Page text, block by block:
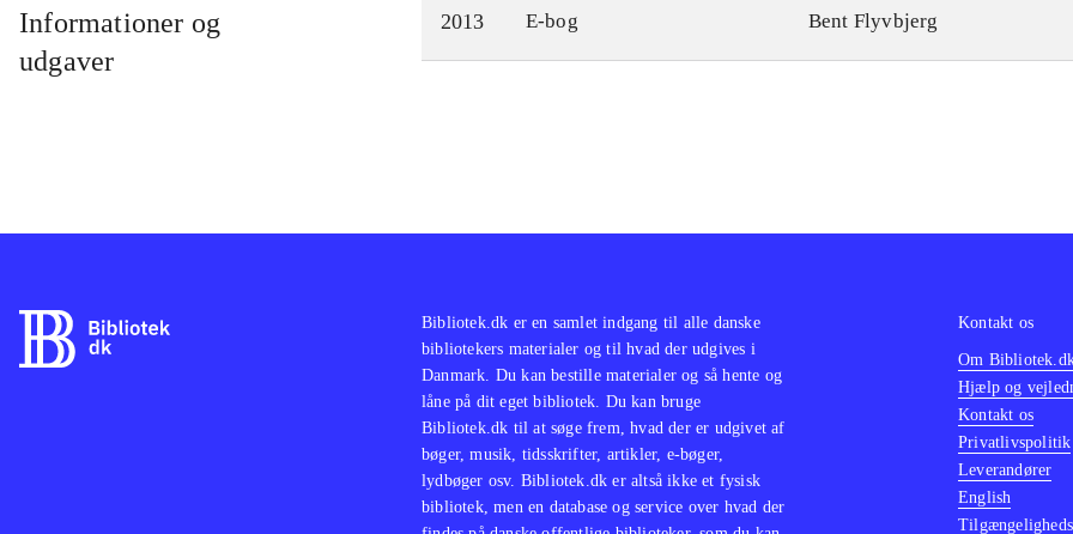
Informationer og
udgaver
2013 E-bog Bent Flyvbjerg
Bibliotek.dk er en samlet indgang til alle danske
bibliotekers materialer og til hvad der udgives i
Danmark. Du kan bestille materialer og så hente og
låne på dit eget bibliotek. Du kan bruge
Bibliotek.dk til at søge frem, hvad der er udgivet af
bøger, musik, tidsskrifter, artikler, e-bøger,
lydbøger osv. Bibliotek.dk er altså ikke et fysisk
bibliotek, men en database og service over hvad der
Kontakt os
Om
Hjælp og
Kontakt os
Privatlivspolitik
Leverandører
English